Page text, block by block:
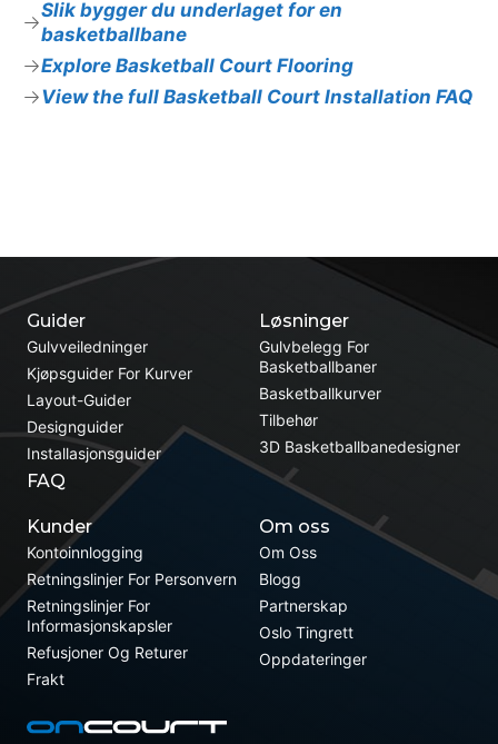
Slik bygger du underlaget for en
basketballbane
Explore Basketball Court Flooring
View the full Basketball Court Installation FAQ
Løsninger
Gulvbelegg For
Basketballbaner
Basketballkurver
Tilbehør
3D Basketballbanedesigner
Guider
Gulvveiledninger
Kjøpsguider For Kurver
Layout-Guider
Designguider
Installasjonsguider
FAQ
Kunder
Kontoinnlogging
Retningslinjer For Personvern
Retningslinjer For
Informasjonskapsler
Refusjoner Og Returer
Frakt
Om oss
Om Oss
Blogg
Partnerskap
Oslo Tingrett
Oppdateringer